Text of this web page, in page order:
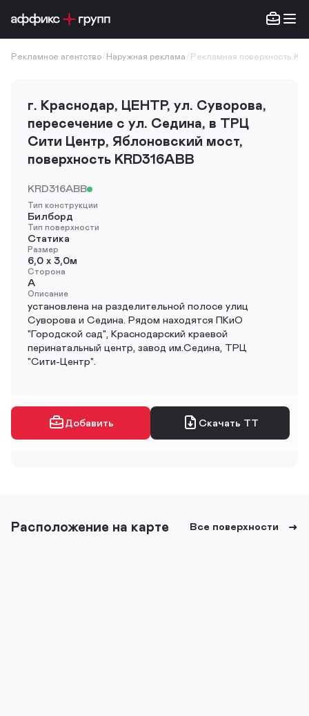
Рекламное агентство Наружная реклама Рекламная поверхность
г. Краснодар, ЦЕНТР, ул. Суворова,
пересечение с ул. Седина, в ТРЦ
Сити Центр, Яблоновский мост,
поверхность KRD316ABB
KRD316ABB
Тип конструкции
Билборд
Тип поверхности
Статика
Размер
6,0 х 3,0м
Сторона
A
Описание
установлена на разделительной полосе улиц
Суворова и Седина. Рядом находятся ПКиО
"Городской сад", Краснодарский краевой
перинатальный центр, завод им.Седина, ТРЦ
"Сити-Центр".
Добавить Скачать ТТ
Расположение на карте Все поверхности